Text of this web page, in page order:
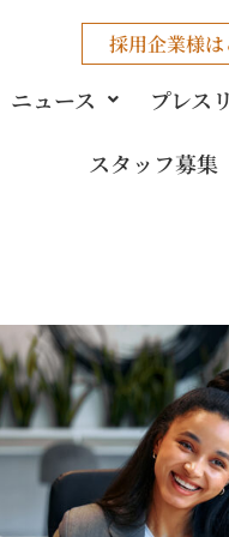
採用企業様は
ニュース プレス
スタッフ募集